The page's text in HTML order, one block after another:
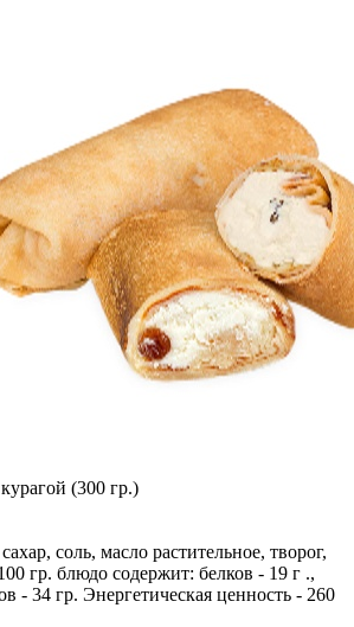
(300 гр.)
соль, масло растительное, творог,
гр. блюдо содержит: белков - 19 г .,
- 34 гр. Энергетическая ценность - 260